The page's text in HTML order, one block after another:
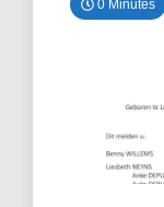
0 Minutes